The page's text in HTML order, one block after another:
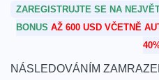
ZAREGISTRUJTE SE NA
BONUS AŽ 600 USD VČETNĚ
NÁSLEDOVÁNÍM